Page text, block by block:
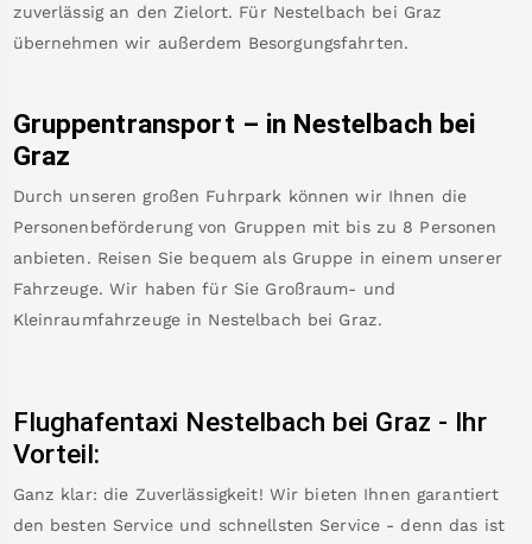
zuverlässig an den Zielort. Für Nestelbach bei Graz
übernehmen wir außerdem Besorgungsfahrten.
Gruppentransport – in Nestelbach bei
Graz
Durch unseren großen Fuhrpark können wir Ihnen die
Personenbeförderung von Gruppen mit bis zu 8 Personen
anbieten. Reisen Sie bequem als Gruppe in einem unserer
Fahrzeuge. Wir haben für Sie Großraum- und
Kleinraumfahrzeuge in Nestelbach bei Graz.
Flughafentaxi Nestelbach bei Graz - Ihr
Vorteil:
Ganz klar: die Zuverlässigkeit! Wir bieten Ihnen garantiert
den besten Service und schnellsten Service - denn das ist